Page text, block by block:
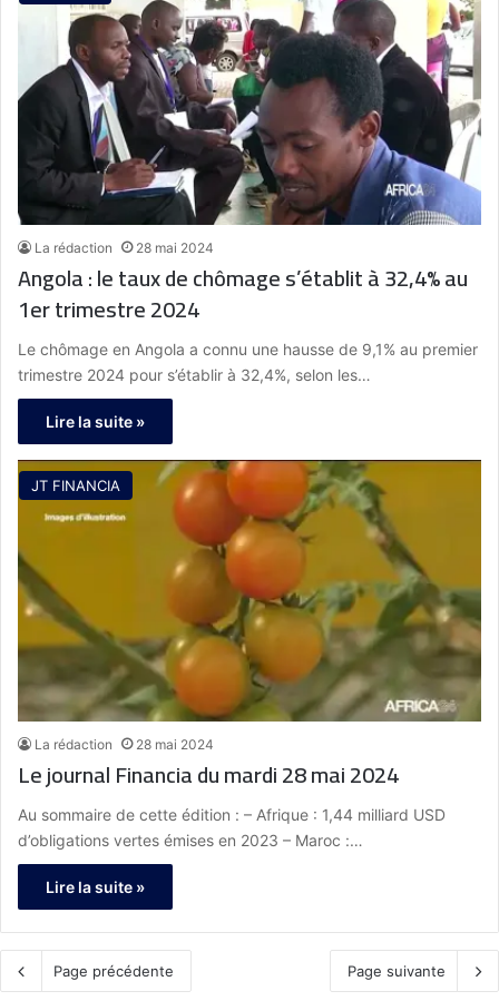
La rédaction 28 mai 2024
Angola : le taux de chômage s’établit à 32,4% au
1er trimestre 2024
Le chômage en Angola a connu une hausse de 9,1% au premier
trimestre 2024 pour s’établir à 32,4%, selon les…
Lire la suite »
JT FINANCIA
La rédaction 28 mai 2024
Le journal Financia du mardi 28 mai 2024
Au sommaire de cette édition : – Afrique : 1,44 milliard USD
d’obligations vertes émises en 2023 – Maroc :…
Lire la suite »
Page précédente Page suivante